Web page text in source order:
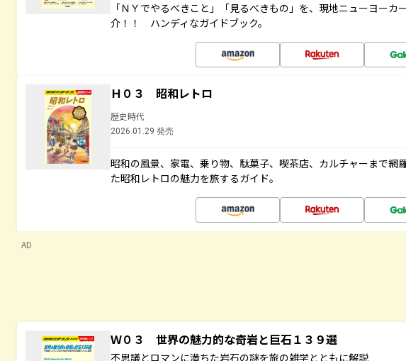
「ＮＹでやるべきこと」「見るべきもの」を、現地ニューヨーカ
介！！ ハンディなガイドブック。
Ｈ０３ 昭和レトロ
歴史時代
2026.01.29 発売
昭和の風景、家電、乗り物、駄菓子、喫茶店、カルチャーまで網
た昭和レトロの魅力を旅するガイド。
AD
Ｗ０３ 世界の魅力的な奇岩と巨石１３９選
不思議とロマンに満ちた岩石の謎を旅の雑学とともに解説